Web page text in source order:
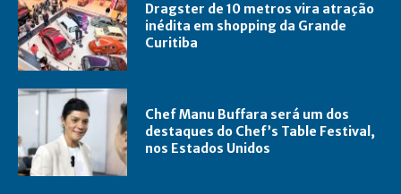
Dragster de 10 metros vira atração
inédita em shopping da Grande
Curitiba
Chef Manu Buffara será um dos
destaques do Chef’s Table Festival,
nos Estados Unidos